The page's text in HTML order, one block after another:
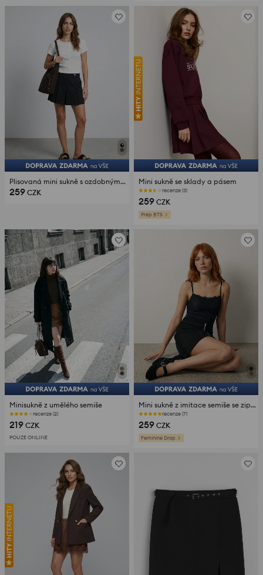
Plisovaná mini sukně s ozdobnými knoflíky
259 CZK
Mini sukně se sklady a pásem
recenze (3)
259 CZK
Prep BTS
Minisukně z umělého semiše
recenze (2)
219 CZK
POUZE ONLINE
Mini sukně z imitace semiše se zipem
recenze (7)
259 CZK
Feminine Drop